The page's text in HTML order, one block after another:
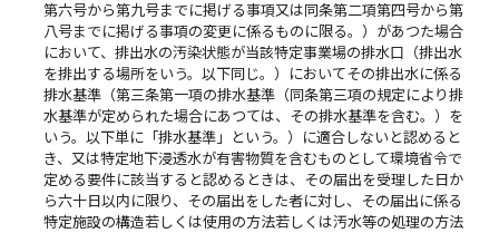
第六号から第九号までに掲げる事項又は同条第二項第四号から第
八号までに掲げる事項の変更に係るものに限る。）があつた場合
において、排出水の汚染状態が当該特定事業場の排水口（排出水
を排出する場所をいう。以下同じ。）においてその排出水に係る
排水基準（第三条第一項の排水基準（同条第三項の規定により排
水基準が定められた場合にあつては、その排水基準を含む。）を
いう。以下単に「排水基準」という。）に適合しないと認めると
き、又は特定地下浸透水が有害物質を含むものとして環境省令で
定める要件に該当すると認めるときは、その届出を受理した日か
ら六十日以内に限り、その届出をした者に対し、その届出に係る
特定施設の構造若しくは使用の方法若しくは汚水等の処理の方法